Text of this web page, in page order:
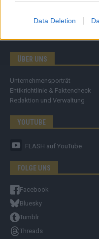
Data Deletion
ÜBER UNS
Unternehmensporträt
Ehtikrichtlinie & Faktencheck
Redaktion und Verwaltung
YOUTUBE
FLASH auf YouTube
FOLGE UNS
Facebook
Bluesky
Tumblr
Threads